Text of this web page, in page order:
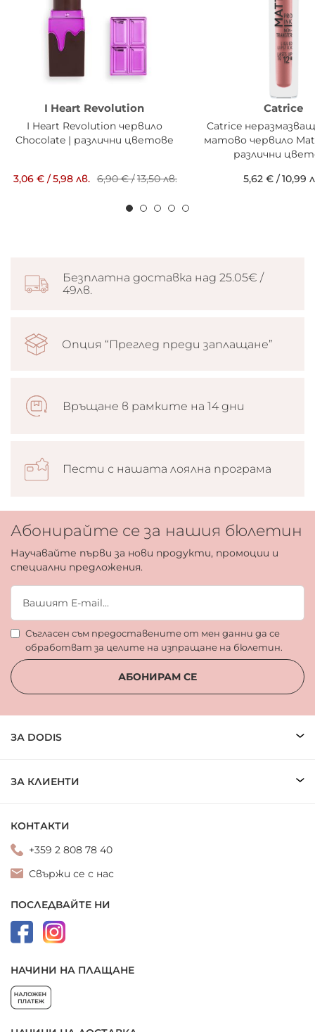
I Heart Revolution
I Heart Revolution червило
Chocolate | различни цветове
3,06 €/5,98 лв. 6,90 €/13,50 лв.
Catrice
Catrice
матово червило
различни
5,62 € /10,99
Безплатна доставка над 25.05€ /
49лв.
Опция “Преглед преди заплащане”
Връщане в рамките на 14 дни
Пести с нашата лоялна програма
Абонирайте се за нашия бюлетин
Научавайте първи за нови продукти, промоции и
специални предложения.
Съгласен съм предоставените от мен данни да се
обработват за целите на изпращане на бюлетин.
АБОНИРАМ СЕ
ЗА DODIS
ЗА КЛИЕНТИ
КОНТАКТИ
+359 2 808 78 40
Свържи се с нас
ПОСЛЕДВАЙТЕ НИ
НАЧИНИ НА ПЛАЩАНЕ